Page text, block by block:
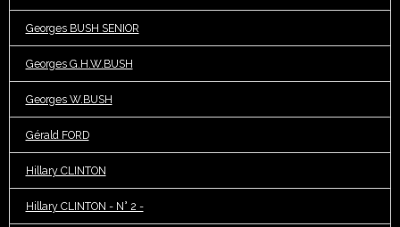
Georges BUSH SENIOR
Georges G.H.W.BUSH
Georges W.BUSH
Gérald FORD
Hillary CLINTON
Hillary CLINTON - N° 2 -